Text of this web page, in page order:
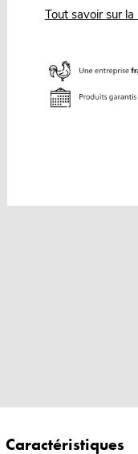
Tout savoir sur
Caractéristiques